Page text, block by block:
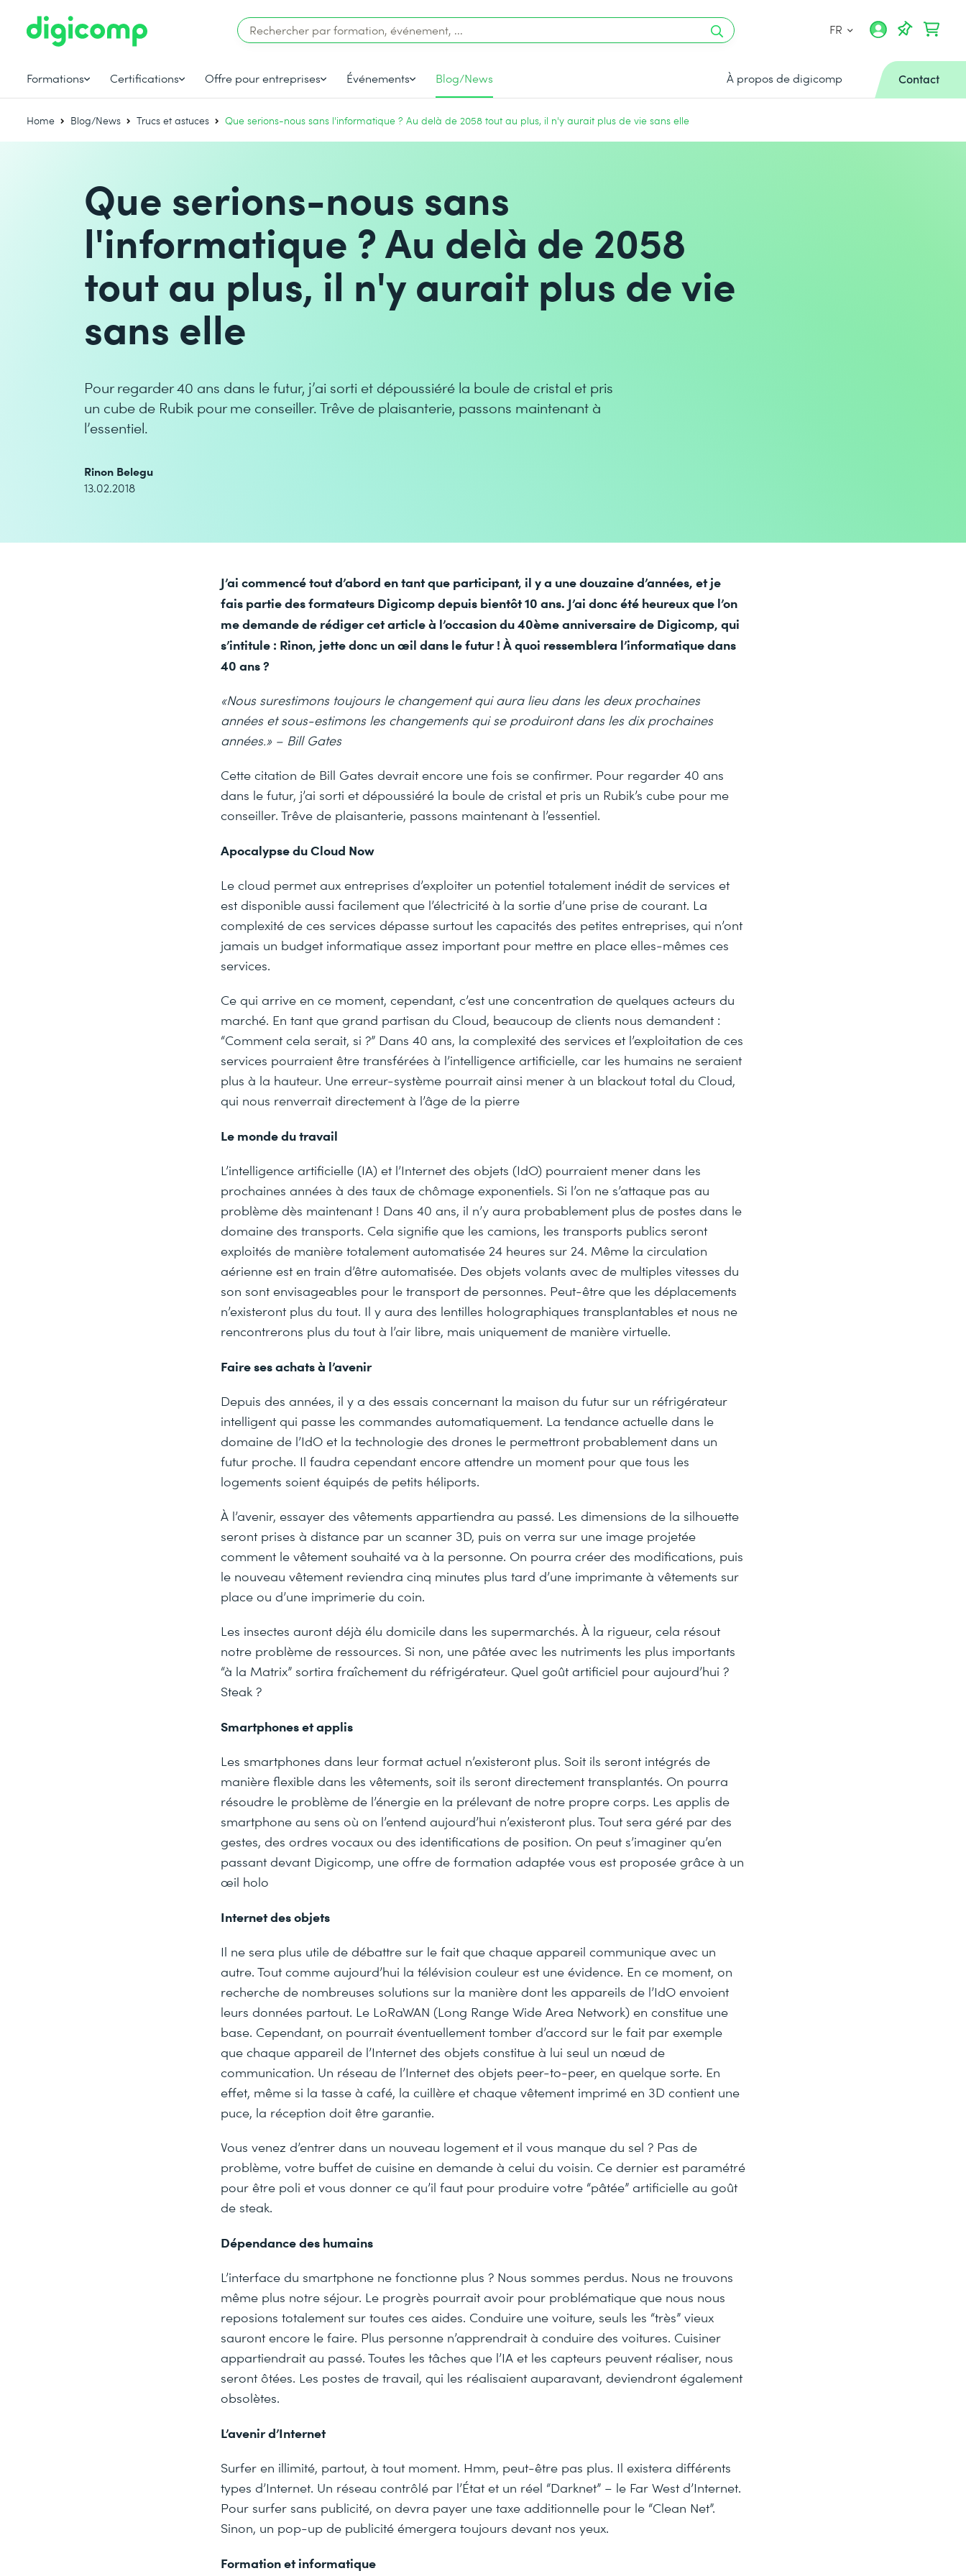
FR
Formations Certifications Offre pour entreprises Événements Blog/News À propos de digicomp Contact
Home Blog/News Trucs et astuces Que serions-nous sans l'informatique ? Au delà de 2058 tout au plus, il n'y aurait plus de vie sans elle
Que serions-nous sans
l'informatique ? Au delà de 2058
tout au plus, il n'y aurait plus de vie
sans elle
Pour regarder 40 ans dans le futur, j’ai sorti et dépoussiéré la boule de cristal et pris
un cube de Rubik pour me conseiller. Trêve de plaisanterie, passons maintenant à
l’essentiel.
Rinon Belegu
13.02.2018
J’ai commencé tout d’abord en tant que participant, il y a une douzaine d’années, et je
fais partie des formateurs Digicomp depuis bientôt 10 ans. J’ai donc été heureux que l’on
me demande de rédiger cet article à l’occasion du 40ème anniversaire de Digicomp, qui
s’intitule : Rinon, jette donc un œil dans le futur ! À quoi ressemblera l’informatique dans
40 ans ?
«Nous surestimons toujours le changement qui aura lieu dans les deux prochaines
années et sous-estimons les changements qui se produiront dans les dix prochaines
années.» – Bill Gates
Cette citation de Bill Gates devrait encore une fois se confirmer. Pour regarder 40 ans
dans le futur, j’ai sorti et dépoussiéré la boule de cristal et pris un Rubik’s cube pour me
conseiller. Trêve de plaisanterie, passons maintenant à l’essentiel.
Apocalypse du Cloud Now
Le cloud permet aux entreprises d’exploiter un potentiel totalement inédit de services et
est disponible aussi facilement que l’électricité à la sortie d’une prise de courant. La
complexité de ces services dépasse surtout les capacités des petites entreprises, qui n’ont
jamais un budget informatique assez important pour mettre en place elles-mêmes ces
services.
Ce qui arrive en ce moment, cependant, c’est une concentration de quelques acteurs du
marché. En tant que grand partisan du Cloud, beaucoup de clients nous demandent :
“Comment cela serait, si ?” Dans 40 ans, la complexité des services et l’exploitation de ces
services pourraient être transférées à l’intelligence artificielle, car les humains ne seraient
plus à la hauteur. Une erreur-système pourrait ainsi mener à un blackout total du Cloud,
qui nous renverrait directement à l’âge de la pierre
Le monde du travail
L’intelligence artificielle (IA) et l’Internet des objets (IdO) pourraient mener dans les
prochaines années à des taux de chômage exponentiels. Si l’on ne s’attaque pas au
problème dès maintenant ! Dans 40 ans, il n’y aura probablement plus de postes dans le
domaine des transports. Cela signifie que les camions, les transports publics seront
exploités de manière totalement automatisée 24 heures sur 24. Même la circulation
aérienne est en train d’être automatisée. Des objets volants avec de multiples vitesses du
son sont envisageables pour le transport de personnes. Peut-être que les déplacements
n’existeront plus du tout. Il y aura des lentilles holographiques transplantables et nous ne
rencontrerons plus du tout à l’air libre, mais uniquement de manière virtuelle.
Faire ses achats à l’avenir
Depuis des années, il y a des essais concernant la maison du futur sur un réfrigérateur
intelligent qui passe les commandes automatiquement. La tendance actuelle dans le
domaine de l’IdO et la technologie des drones le permettront probablement dans un
futur proche. Il faudra cependant encore attendre un moment pour que tous les
logements soient équipés de petits héliports.
À l’avenir, essayer des vêtements appartiendra au passé. Les dimensions de la silhouette
seront prises à distance par un scanner 3D, puis on verra sur une image projetée
comment le vêtement souhaité va à la personne. On pourra créer des modifications, puis
le nouveau vêtement reviendra cinq minutes plus tard d’une imprimante à vêtements sur
place ou d’une imprimerie du coin.
Les insectes auront déjà élu domicile dans les supermarchés. À la rigueur, cela résout
notre problème de ressources. Si non, une pâtée avec les nutriments les plus importants
“à la Matrix” sortira fraîchement du réfrigérateur. Quel goût artificiel pour aujourd’hui ?
Steak ?
Smartphones et applis
Les smartphones dans leur format actuel n’existeront plus. Soit ils seront intégrés de
manière flexible dans les vêtements, soit ils seront directement transplantés. On pourra
résoudre le problème de l’énergie en la prélevant de notre propre corps. Les applis de
smartphone au sens où on l’entend aujourd’hui n’existeront plus. Tout sera géré par des
gestes, des ordres vocaux ou des identifications de position. On peut s’imaginer qu’en
passant devant Digicomp, une offre de formation adaptée vous est proposée grâce à un
œil holo
Internet des objets
Il ne sera plus utile de débattre sur le fait que chaque appareil communique avec un
autre. Tout comme aujourd’hui la télévision couleur est une évidence. En ce moment, on
recherche de nombreuses solutions sur la manière dont les appareils de l’IdO envoient
leurs données partout. Le LoRaWAN (Long Range Wide Area Network) en constitue une
base. Cependant, on pourrait éventuellement tomber d’accord sur le fait par exemple
que chaque appareil de l’Internet des objets constitue à lui seul un nœud de
communication. Un réseau de l’Internet des objets peer-to-peer, en quelque sorte. En
effet, même si la tasse à café, la cuillère et chaque vêtement imprimé en 3D contient une
puce, la réception doit être garantie.
Vous venez d’entrer dans un nouveau logement et il vous manque du sel ? Pas de
problème, votre buffet de cuisine en demande à celui du voisin. Ce dernier est paramétré
pour être poli et vous donner ce qu’il faut pour produire votre “pâtée” artificielle au goût
de steak.
Dépendance des humains
L’interface du smartphone ne fonctionne plus ? Nous sommes perdus. Nous ne trouvons
même plus notre séjour. Le progrès pourrait avoir pour problématique que nous nous
reposions totalement sur toutes ces aides. Conduire une voiture, seuls les “très” vieux
sauront encore le faire. Plus personne n’apprendrait à conduire des voitures. Cuisiner
appartiendrait au passé. Toutes les tâches que l’IA et les capteurs peuvent réaliser, nous
seront ôtées. Les postes de travail, qui les réalisaient auparavant, deviendront également
obsolètes.
L’avenir d’Internet
Surfer en illimité, partout, à tout moment. Hmm, peut-être pas plus. Il existera différents
types d’Internet. Un réseau contrôlé par l’État et un réel “Darknet” – le Far West d’Internet.
Pour surfer sans publicité, on devra payer une taxe additionnelle pour le “Clean Net”.
Sinon, un pop-up de publicité émergera toujours devant nos yeux.
Formation et informatique